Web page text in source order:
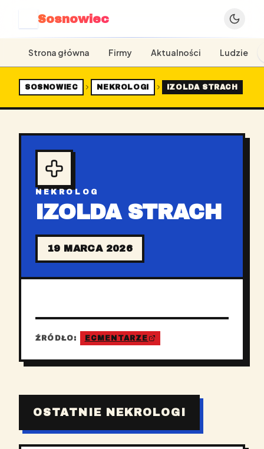
Sosnowiec
Strona główna Firmy Aktualności Ludzie
SOSNOWIEC NEKROLOGI IZOLDA STRACH
NEKROLOG
IZOLDA STRACH
19 MARCA 2026
ŹRÓDŁO: ECMENTARZE
OSTATNIE NEKROLOGI